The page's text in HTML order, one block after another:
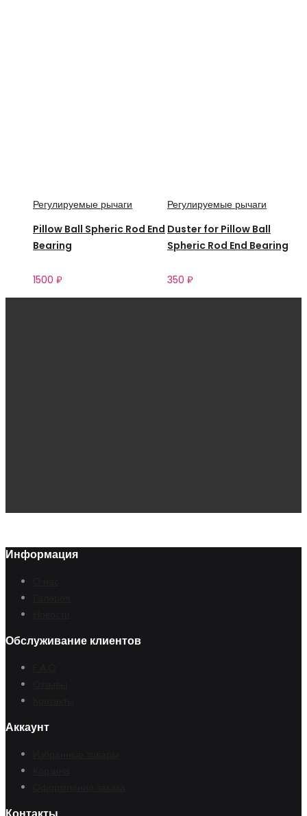
Регулируемые рычаги
Pillow Ball Spheric Rod End
Bearing
1500 ₽
Регулируемые рычаги
Duster for Pillow Ball
Spheric Rod End Bearing
350 ₽
Информация
Обслуживание клиентов
Аккаунт